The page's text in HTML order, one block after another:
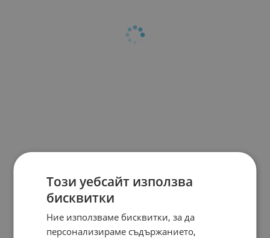
Този уебсайт използва
бисквитки
Ние използваме бисквитки, за да
персонализираме съдържанието,